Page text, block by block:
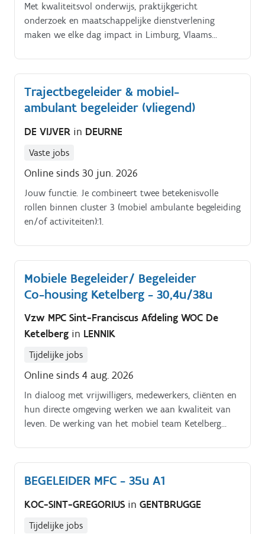
Met kwaliteitsvol onderwijs, praktijkgericht
onderzoek en maatschappelijke dienstverlening
maken we elke dag impact in Limburg, Vlaams
Informatica en Applied Computer Sciences staan voor
praktijkgerichtheid, innovatie, nauwe samenwerking
met het werkveld en het opleiden van future proof IT
Trajectbegeleider & mobiel-
ambulant begeleider (vliegend)
DE VIJVER in DEURNE
Vaste jobs
Online sinds 30 jun. 2026
Jouw functie. Je combineert twee betekenisvolle
rollen binnen cluster 3 (mobiel ambulante begeleiding
en/of activiteiten):1.
Mobiele Begeleider/ Begeleider
Co-housing Ketelberg - 30,4u/38u
Vzw MPC Sint-Franciscus Afdeling WOC De
Ketelberg in LENNIK
Tijdelijke jobs
Online sinds 4 aug. 2026
In dialoog met vrijwilligers, medewerkers, cliënten en
hun directe omgeving werken we aan kwaliteit van
leven. De werking van het mobiel team Ketelberg
Franciscus, de volwassenwerking van MPC Sint
Franciscus Een mobiele begeleider doet individuele
de bewoners van twee co housing werkingen in
Roosdaal.
BEGELEIDER MFC - 35u A1
KOC-SINT-GREGORIUS in GENTBRUGGE
Tijdelijke jobs